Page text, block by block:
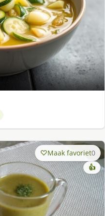
Maak favoriet0
👍